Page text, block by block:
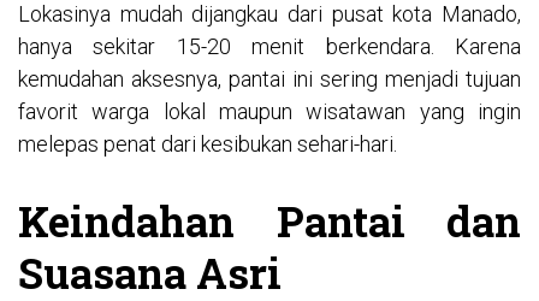
Lokasinya mudah dijangkau dari pusat kota Manado,
hanya sekitar 15-20 menit berkendara. Karena
kemudahan aksesnya, pantai ini sering menjadi tujuan
favorit warga lokal maupun wisatawan yang ingin
melepas penat dari kesibukan sehari-hari.
Keindahan Pantai dan
Suasana Asri